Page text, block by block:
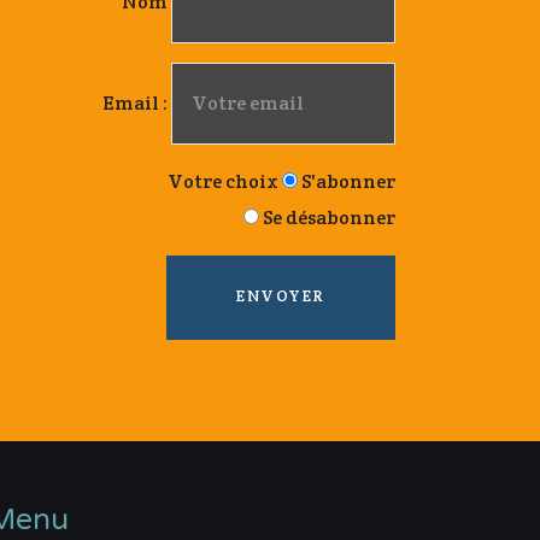
Email :
Votre choix
S'abonner
Se désabonner